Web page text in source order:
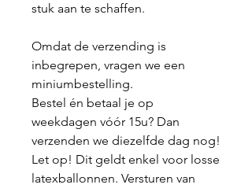
stuk aan te schaffen.
Omdat de verzending is
inbegrepen, vragen we een
miniumbestelling.
Bestel én betaal je op
weekdagen vóór 15u? Dan
verzenden we diezelfde dag nog!
Let op! Dit geldt enkel voor losse
latexballonnen. Versturen van